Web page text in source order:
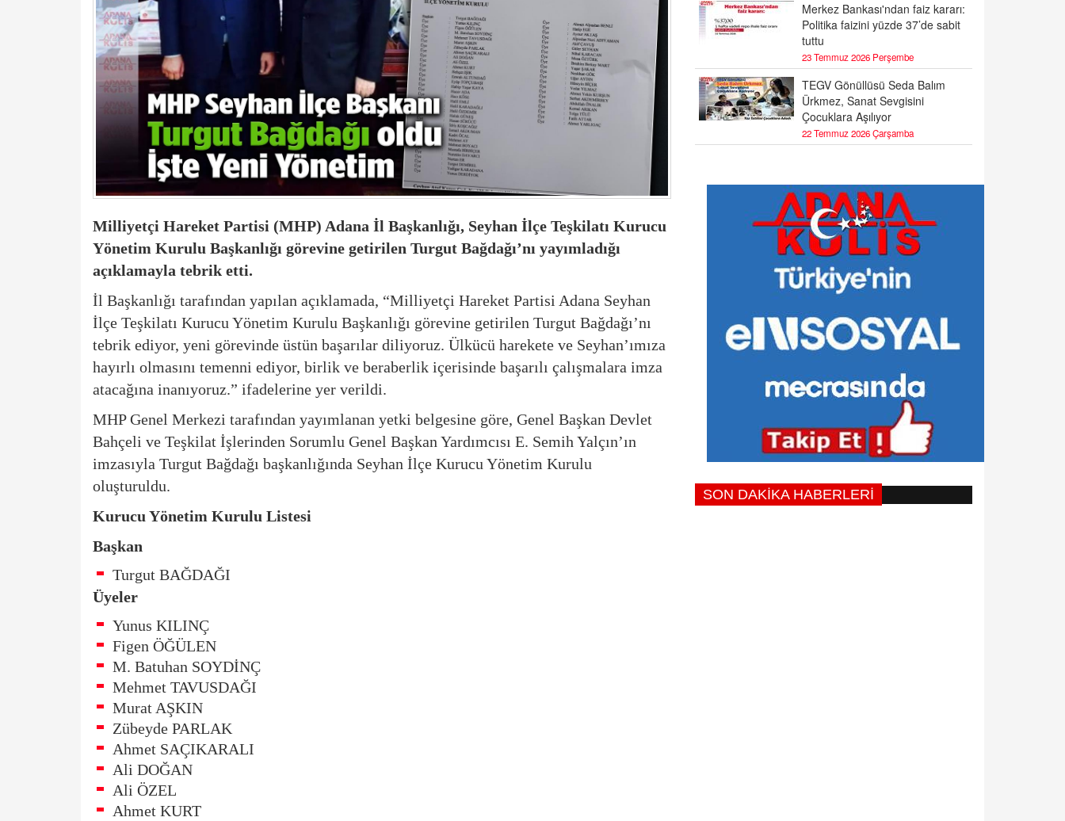
Milliyetçi Hareket Partisi (MHP) Adana İl Başkanlığı, Seyhan İlçe Teşkilatı Kurucu
Yönetim Kurulu Başkanlığı görevine getirilen Turgut Bağdağı’nı yayımladığı
açıklamayla tebrik etti.
İl Başkanlığı tarafından yapılan açıklamada, “Milliyetçi Hareket Partisi Adana Seyhan
İlçe Teşkilatı Kurucu Yönetim Kurulu Başkanlığı görevine getirilen Turgut Bağdağı’nı
tebrik ediyor, yeni görevinde üstün başarılar diliyoruz. Ülkücü harekete ve Seyhan’ımıza
hayırlı olmasını temenni ediyor, birlik ve beraberlik içerisinde başarılı çalışmalara imza
atacağına inanıyoruz.” ifadelerine yer verildi.
MHP Genel Merkezi tarafından yayımlanan yetki belgesine göre, Genel Başkan Devlet
Bahçeli ve Teşkilat İşlerinden Sorumlu Genel Başkan Yardımcısı E. Semih Yalçın’ın
imzasıyla Turgut Bağdağı başkanlığında Seyhan İlçe Kurucu Yönetim Kurulu
oluşturuldu.
Kurucu Yönetim Kurulu Listesi
Başkan
Turgut BAĞDAĞI
Üyeler
Yunus KILINÇ
Figen ÖĞÜLEN
M. Batuhan SOYDİNÇ
Mehmet TAVUSDAĞI
Murat AŞKIN
Zübeyde PARLAK
Ahmet SAÇIKARALI
Ali DOĞAN
Ali ÖZEL
Ahmet KURT
Merkez Bankası'ndan faiz kararı:
Politika faizini yüzde 37’de sabit
tuttu
23 Temmuz 2026 Perşembe
TEGV Gönüllüsü Seda Balım
Ürkmez, Sanat Sevgisini
Çocuklara Aşılıyor
22 Temmuz 2026 Çarşamba
SON DAKİKA HABERLERİ